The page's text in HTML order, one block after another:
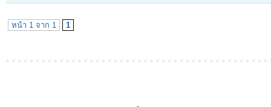
หน้า 1 จาก 1 1